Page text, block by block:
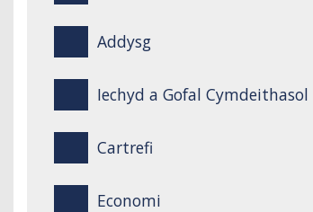
Addysg
Iechyd a Gofal Cymdeithasol
Cartrefi
Economi